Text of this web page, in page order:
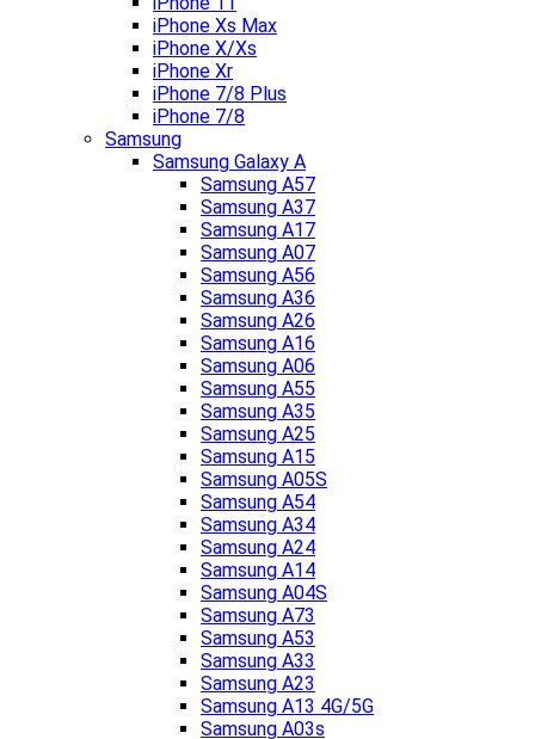
iPhone Xs Max
iPhone X/Xs
iPhone Xr
iPhone 7/8 Plus
iPhone 7/8
Samsung
Samsung Galaxy A
Samsung A57
Samsung A37
Samsung A17
Samsung A07
Samsung A56
Samsung A36
Samsung A26
Samsung A16
Samsung A06
Samsung A55
Samsung A35
Samsung A25
Samsung A15
Samsung A05S
Samsung A54
Samsung A34
Samsung A24
Samsung A14
Samsung A04S
Samsung A73
Samsung A53
Samsung A33
Samsung A23
Samsung A13 4G/5G
Samsung A03s